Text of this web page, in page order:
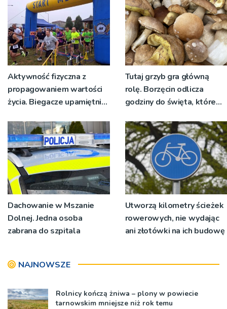
Aktywność fizyczna z
propagowaniem wartości
życia. Biegacze upamiętnili
Tutaj grzyb gra główną
rolę. Borzęcin odlicza
godziny do święta, które
pokoleń
Dachowanie w Mszanie
Dolnej. Jedna osoba
zabrana do szpitala
Utworzą kilometry ścieżek
rowerowych, nie wydając
ani złotówki na ich budowę
NAJNOWSZE
Rolnicy kończą żniwa – plony w powiecie
tarnowskim mniejsze niż rok temu